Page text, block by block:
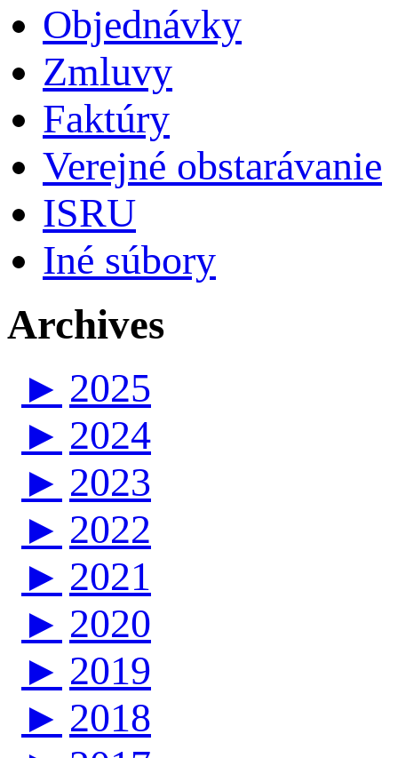
Objednávky
Zmluvy
Faktúry
Verejné obstarávanie
ISRU
Iné súbory
Archives
► 2025
► 2024
► 2023
► 2022
► 2021
► 2020
► 2019
► 2018